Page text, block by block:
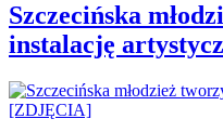
Szczecińska
instalację